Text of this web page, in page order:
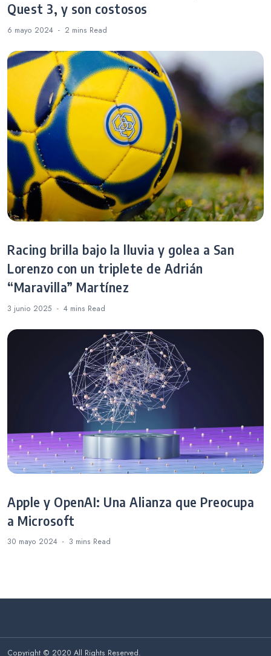
Quest 3, y son costosos
6 mayo 2024 2 mins Read
Racing brilla bajo la lluvia y golea a San
Lorenzo con un triplete de Adrián
“Maravilla” Martínez
3 junio 2025 4 mins Read
Apple y OpenAI: Una Alianza que Preocupa
a Microsoft
30 mayo 2024 3 mins Read
Copyright © 2020 All Rights Reserved.